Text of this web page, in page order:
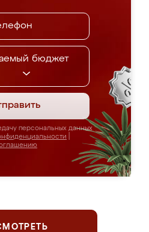
бюджет
персональных данных